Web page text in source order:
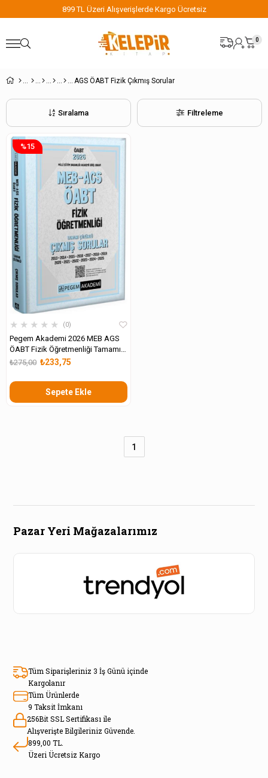
899 TL Üzeri Alışverişlerde Kargo Ücretsiz
0
AGS ÖABT Fizik Çıkmış Sorular
Filtreleme
Sıralama
★ ★ ★ ★ ★ 0
Pegem Akademi 2026 MEB AGS
ÖABT Fizik Öğretmenliği Tamamı
Çözümlü Çıkmış Sorular
₺233,75
₺275,00
Sepete Ekle
%15
1
Pazar Yeri Mağazalarımız
Tüm Siparişleriniz 3 İş Günü içinde
Kargolanır
Tüm Ürünlerde
9 Taksit İmkanı
256Bit SSL Sertifikası ile
Alışverişte Bilgileriniz Güvende.
899,00 TL.
Üzeri Ücretsiz Kargo